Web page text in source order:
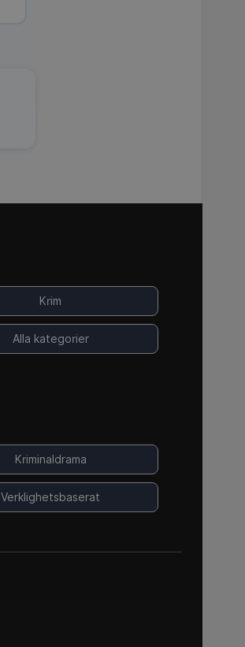
Krim
Alla kategorier
Kriminaldrama
Verklighetsbaserat